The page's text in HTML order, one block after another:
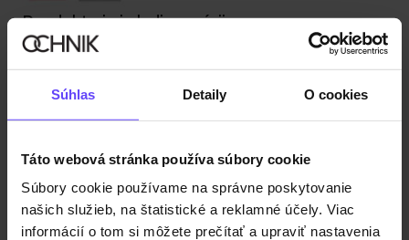
Súhlas Detaily O cookies
Táto webová stránka používa súbory cookie
Súbory cookie používame na správne poskytovanie
našich služieb, na štatistické a reklamné účely. Viac
informácií o tom si môžete prečítať a upraviť nastavenia
Produkt nie je k dispozícii
Informujte ma o dostupnosti e-mailom.
Vaša e-mailová adresa
Upozorniť ma na dostupnosť